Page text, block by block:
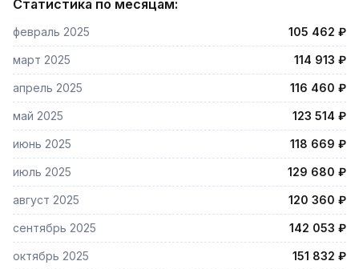
Статистика по месяцам:
февраль 2025 105 462 ₽
март 2025 114 913 ₽
апрель 2025 116 460 ₽
май 2025 123 514 ₽
июнь 2025 118 669 ₽
июль 2025 129 680 ₽
август 2025 120 360 ₽
сентябрь 2025 142 053 ₽
октябрь 2025 151 832 ₽